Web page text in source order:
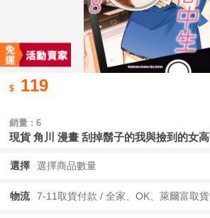
119
銷量 : 6
現貨 角川 漫畫 刮掉鬍子的我與撿到的女
選擇 選擇商品數量
物流